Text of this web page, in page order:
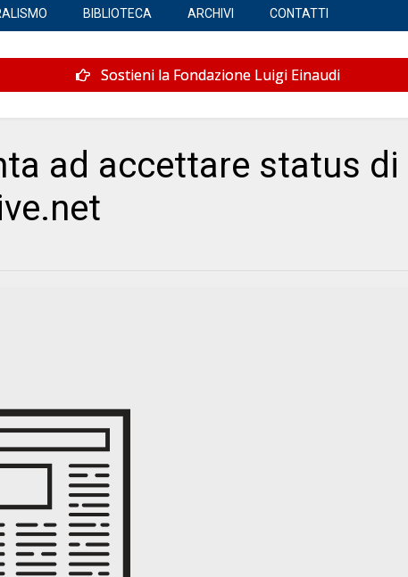
BIBLIOTECA ARCHIVI CONTATTI
Sostieni la Fondazione Luigi Einaudi
ad accettare status di